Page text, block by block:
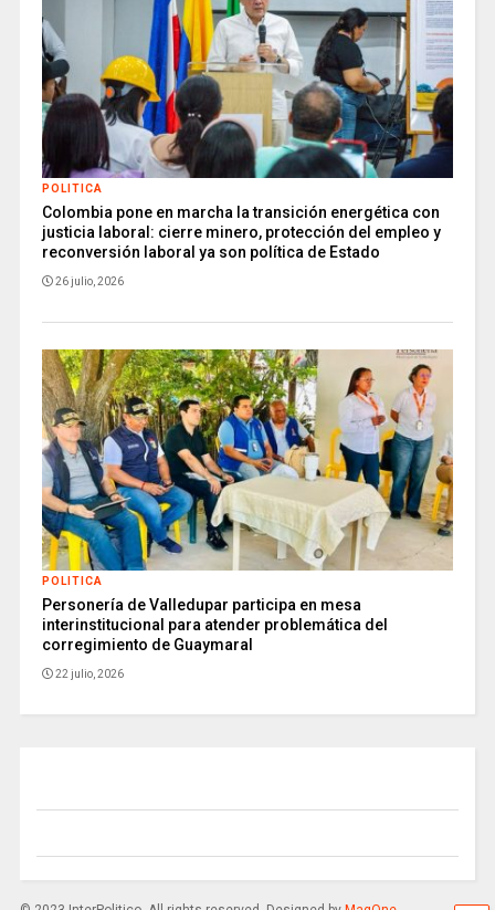
POLITICA
Colombia pone en marcha la transición energética con
justicia laboral: cierre minero, protección del empleo y
reconversión laboral ya son política de Estado
26 julio, 2026
POLITICA
Personería de Valledupar participa en mesa
interinstitucional para atender problemática del
corregimiento de Guaymaral
22 julio, 2026